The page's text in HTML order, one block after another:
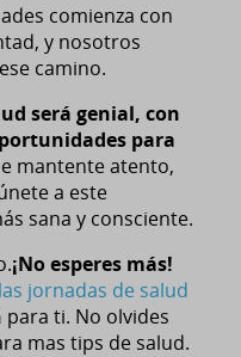
comienza con
y nosotros
camino.
será genial, con
para
mantente atento,
a este
sana y consciente.
¡No esperes más!
jornadas de salud
para ti. No olvides
mas tips de salud.